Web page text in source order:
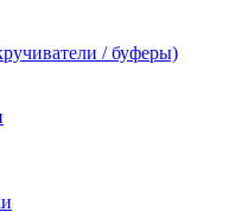
/ буферы)